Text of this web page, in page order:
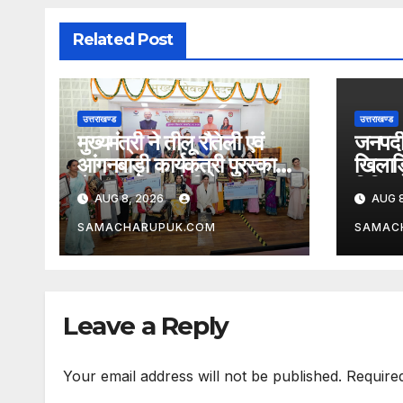
Related Post
उत्तराखण्ड
मुख्यमंत्री ने तीलू रौतेली एवं
आंगनबाड़ी कार्यकत्री पुरस्कार
से मातृशक्ति को किया
सम्मानित
AUG 8, 2026
SAMACHARUPUK.COM
उत्तराखण्ड
घोषित
AUG
Leave a Reply
Your email address will not be published.